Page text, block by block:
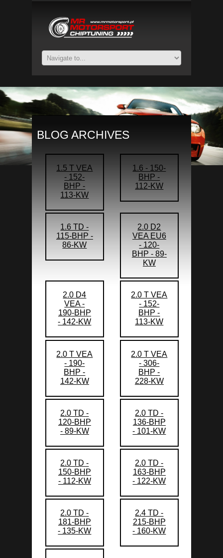
BLOG ARCHIVES
1.5 T VEA
- 152-
BHP -
113-KW
1.6 - 150-
BHP -
112-KW
1.6 TD -
115-BHP -
86-KW
2.0 D2
VEA EU6
- 120-
BHP - 89-
KW
2.0 D4
VEA -
190-BHP
- 142-KW
2.0 T VEA
- 152-
BHP -
113-KW
2.0 T VEA
- 190-
BHP -
142-KW
2.0 T VEA
- 306-
BHP -
228-KW
2.0 TD -
120-BHP
- 89-KW
2.0 TD -
136-BHP
- 101-KW
2.0 TD -
150-BHP
- 112-KW
2.0 TD -
163-BHP
- 122-KW
2.0 TD -
181-BHP
- 135-KW
2.4 TD -
215-BHP
- 160-KW